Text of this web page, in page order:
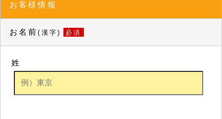
お客様情報
お名前(漢字) 必須
姓